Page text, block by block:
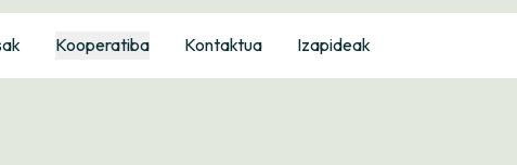
Kooperatiba Kontaktua Izapideak